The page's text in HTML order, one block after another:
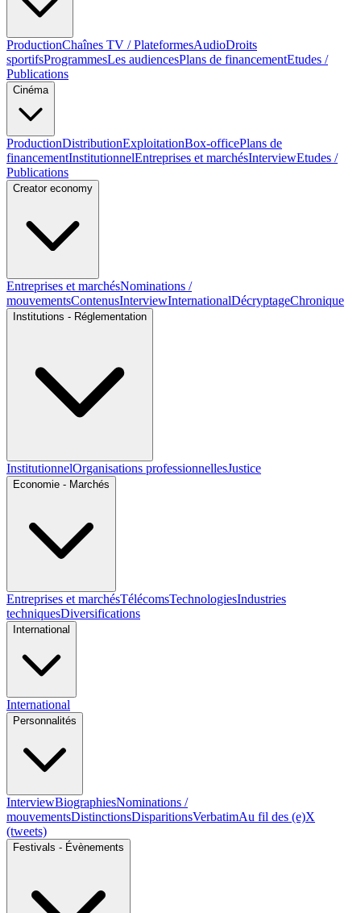
ProductionChaînes TV / PlateformesAudioDroits
sportifsProgrammesLes audiencesPlans de financementEtudes /
Publications
Cinéma
ProductionDistributionExploitationBox-officePlans de
financementInstitutionnelEntreprises et marchésInterviewEtudes /
Publications
Creator economy
Entreprises et marchésNominations /
mouvementsContenusInterviewInternationalDécryptageChronique
Institutions - Réglementation
InstitutionnelOrganisations professionnellesJustice
Economie - Marchés
Entreprises et marchésTélécomsTechnologiesIndustries
techniquesDiversifications
International
International
Personnalités
InterviewBiographiesNominations /
mouvementsDistinctionsDisparitionsVerbatimAu fil des (e)X
(tweets)
Festivals - Évènements